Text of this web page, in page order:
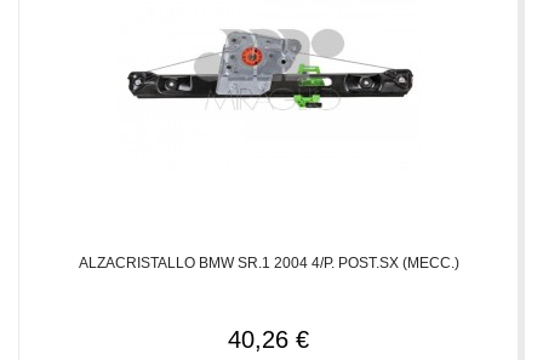
ALZACRISTALLO BMW SR.1 2004 4/P. POST.SX (MECC.)
40,26 €